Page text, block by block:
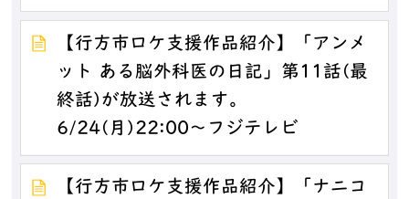
【行方市ロケ支援作品紹介】「アンメ
ット ある脳外科医の日記」第11話(最
終話)が放送されます。
6/24(月)22:00～フジテレビ
【行方市ロケ支援作品紹介】「ナニコ